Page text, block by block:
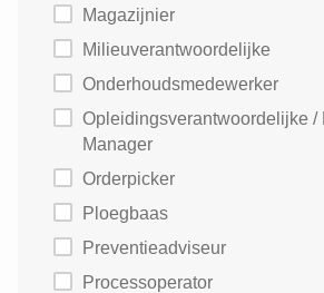
Magazijnier
Milieuverantwoordelijke
Onderhoudsmedewerker
Opleidingsverantwoordelijke / Hr
Manager
Orderpicker
Ploegbaas
Preventieadviseur
Processoperator